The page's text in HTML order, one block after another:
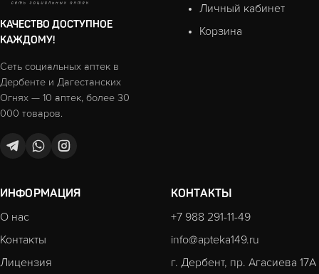
КАЧЕСТВО ДОСТУПНОЕ
КАЖДОМУ!
Сеть социальных аптек в
Дербенте и Дагестанских
Огнях — 10 аптек, более 30
000 товаров.
Личный кабинет
Корзина
ИНФОРМАЦИЯ
О нас
Контакты
Лицензия
КОНТАКТЫ
+7 988 291-11-49
info@apteka149.ru
г. Дербент, пр. Агасиева 17А